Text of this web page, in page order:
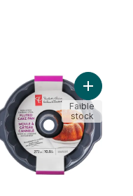
à gâteau cannelé au panier
Faible
stock